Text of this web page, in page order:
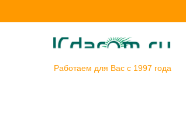
Работаем для Вас с 1997 года